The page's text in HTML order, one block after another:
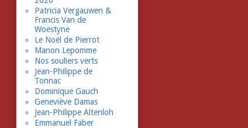
Patricia Vergauwen &
Francis Van de
Woestyne
Le Noël de Pierrot
Manon Lepomme
Nos souliers verts
Jean-Philippe de
Tonnac
Dominique Gauch
Geneviève Damas
Jean-Philippe Altenloh
Emmanuel Faber